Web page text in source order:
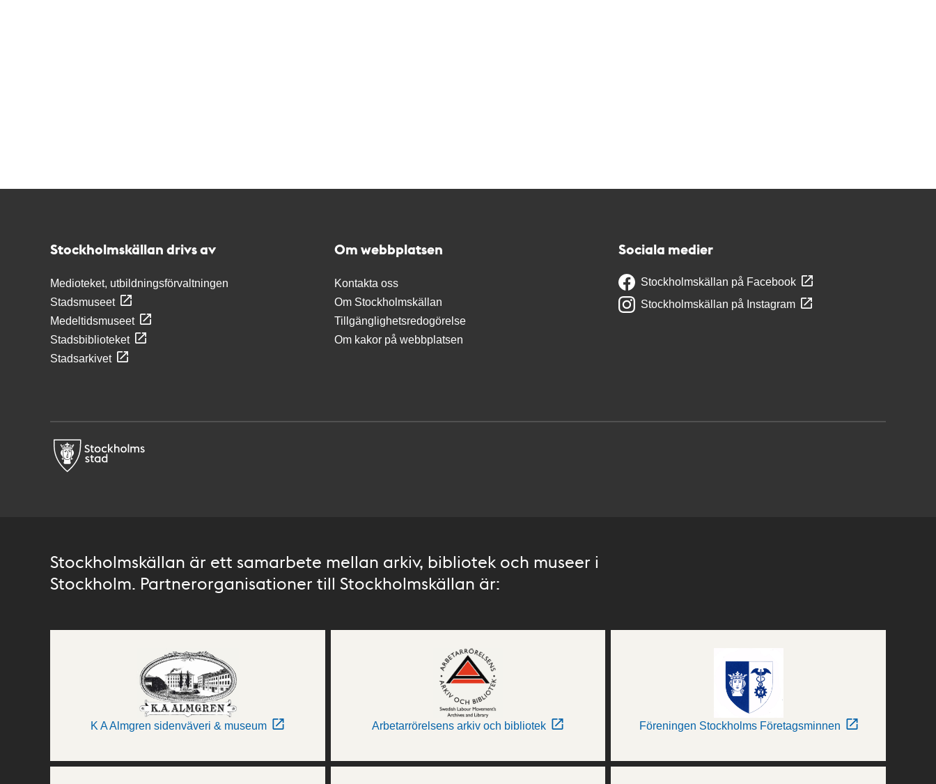
Stockholmskällan drivs av
Medioteket, utbildningsförvaltningen
Stadsmuseet
Medeltidsmuseet
Stadsbiblioteket
Stadsarkivet
Om webbplatsen
Kontakta oss
Om Stockholmskällan
Tillgänglighetsredogörelse
Om kakor på webbplatsen
Sociala medier
Stockholmskällan på Facebook
Stockholmskällan på Instagram
Stockholmskällan är ett samarbete mellan arkiv, bibliotek och museer i
Stockholm. Partnerorganisationer till Stockholmskällan är:
K A Almgren sidenväveri & museum Arbetarrörelsens arkiv och bibliotek Föreningen Stockholms Företagsminnen